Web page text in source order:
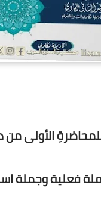
الأولى من
فعلية وجملة